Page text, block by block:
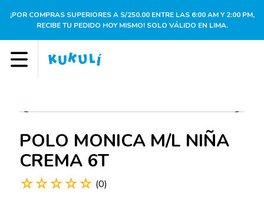
¡POR COMPRAS SUPERIORES A S/250.00 ENTRE LAS 6:00 AM Y 2:00 PM,
RECIBE TU PEDIDO HOY MISMO! SOLO VÁLIDO EN LIMA.
POLO MONICA M/L NIÑA
CREMA 6T
☆☆☆☆☆ (0)